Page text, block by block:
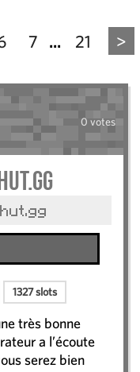
7 ... 21 >
0 votes
1327 slots
très bonne
a l’écoute
serez bien